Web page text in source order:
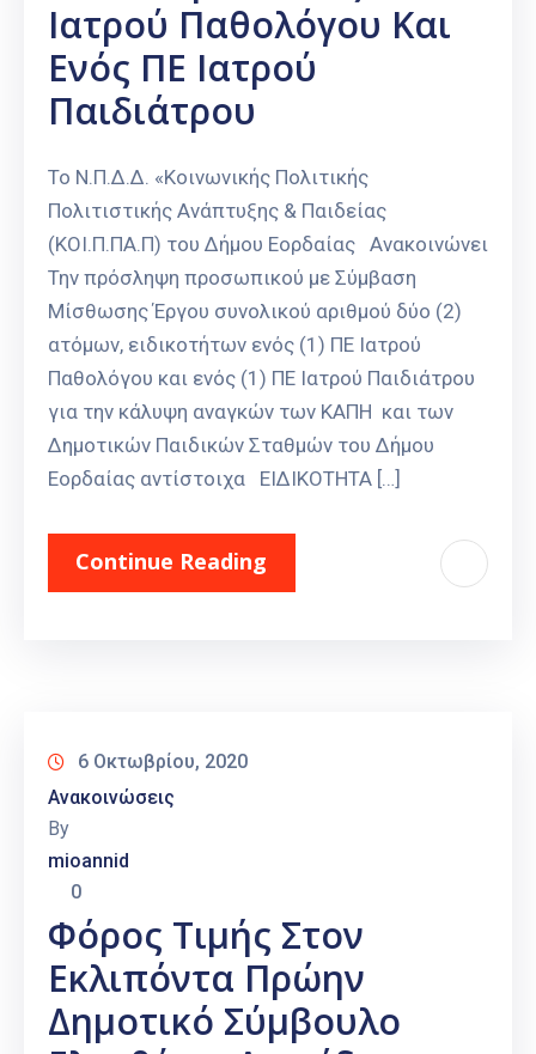
Ιατρού Παθολόγου Και
Ενός ΠΕ Ιατρού
Παιδιάτρου
Το Ν.Π.Δ.Δ. «Κοινωνικής Πολιτικής
Πολιτιστικής Ανάπτυξης & Παιδείας
(ΚΟΙ.Π.ΠΑ.Π) του Δήμου Εορδαίας Ανακοινώνει
Την πρόσληψη προσωπικού με Σύμβαση
Μίσθωσης Έργου συνολικού αριθμού δύο (2)
ατόμων, ειδικοτήτων ενός (1) ΠΕ Ιατρού
Παθολόγου και ενός (1) ΠΕ Ιατρού Παιδιάτρου
για την κάλυψη αναγκών των ΚΑΠΗ και των
Δημοτικών Παιδικών Σταθμών του Δήμου
Εορδαίας αντίστοιχα ΕΙΔΙΚΟΤΗΤΑ […]
Continue Reading
6 Οκτωβρίου, 2020
Ανακοινώσεις
By
mioannid
0
Φόρος Τιμής Στον
Εκλιπόντα Πρώην
Δημοτικό Σύμβουλο